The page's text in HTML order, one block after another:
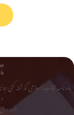
ماہ نامہ حجاب اسلامی گذشتہ
اور